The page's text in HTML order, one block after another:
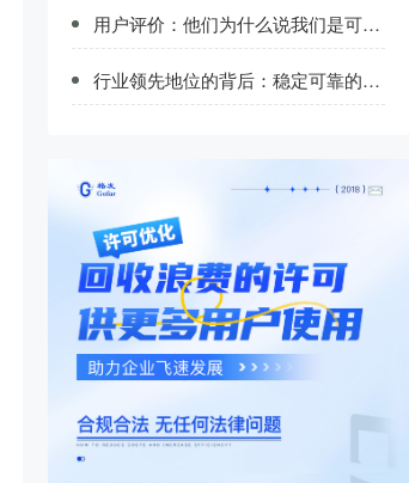
用户评价：他们为什么说我们是可信赖的
行业领先地位的背后：稳定可靠的产品与周到的服务